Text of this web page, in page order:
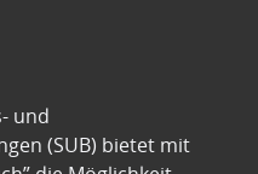
und
(SUB) bietet mit